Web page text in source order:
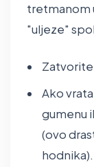
tretmanom
"uljeze"
Zatvorite
Ako
gumenu
(ovo
hodnika).